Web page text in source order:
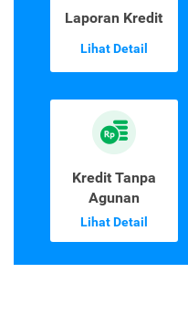
Laporan Kredit
Lihat Detail
Kredit Tanpa
Agunan
Lihat Detail